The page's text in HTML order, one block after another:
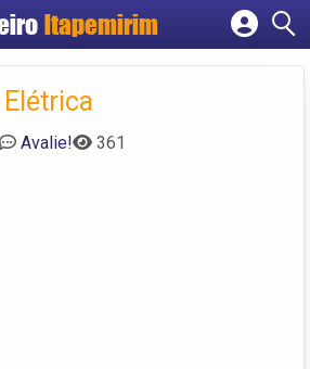
Itapemirim
Cadastrar empresa
Criar conta
Avalie! 361